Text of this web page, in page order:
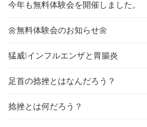
今年も無料体験会を開催しました。
🌼無料体験会のお知らせ🌼
猛威❕インフルエンザと胃腸炎
足首の捻挫とはなんだろう？
捻挫とは何だろう？